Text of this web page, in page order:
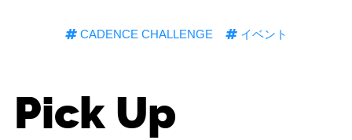
CADENCE CHALLENGE イベント
Pick Up